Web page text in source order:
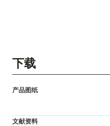
下载
产品图纸
文献资料